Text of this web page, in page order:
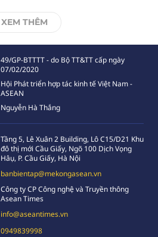
XEM THÊM
49/GP-BTTTT - do Bộ TT&TT cấp ngày
07/02/2020
Hội Phát triển hợp tác kinh tế Việt Nam -
ASEAN
Nguyễn Hà Thắng
Tầng 5, Lê Xuân 2 Building, Lô C15/D21 Khu
đô thị mới Cầu Giấy, Ngõ 100 Dịch Vọng
Hâụ, P. Cầu Giấy, Hà Nội
banbientap@mekongasean.vn
Công ty CP Công nghệ và Truyền thông
Asean Times
info@aseantimes.vn
0949839998